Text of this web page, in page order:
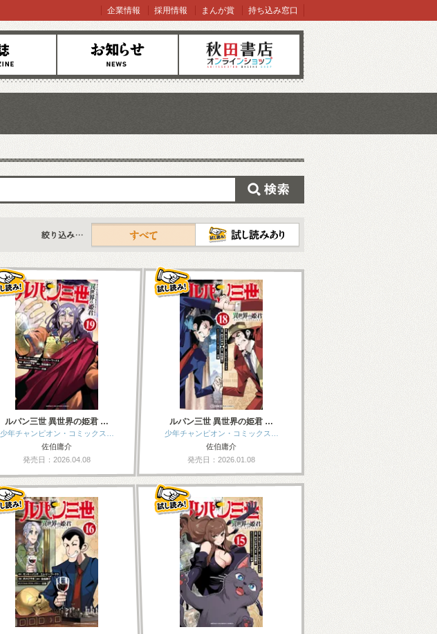
お知らせ オンラインショップ
企業情報 採用情報 まんが賞 持ち込み窓口
すべて
ルパン三世 異世界の姫君 …
少年チャンピオン・コミックス…
佐伯庸介
発売日：2026.04.08
ルパン三世 異世界の姫君 …
少年チャンピオン・コミックス…
佐伯庸介
発売日：2026.01.08